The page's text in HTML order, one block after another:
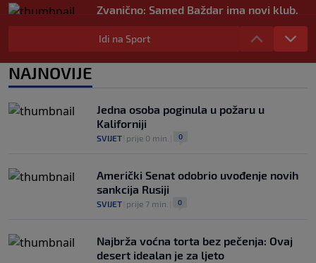
Zvanično: Samed Baždar ima novi klub,
zadužio broj sa velikom "težinom"
NOGOMET|prije 5 h
Prije nekoliko godina zaludjela je
Idi na Sport
NAJNOVIJE
Jedna osoba poginula u požaru u
Kaliforniji
SVIJET prije 0 min. 0
Američki Senat odobrio uvođenje novih
sankcija Rusiji
SVIJET prije 7 min. 0
Najbrža voćna torta bez pečenja: Ovaj
desert idealan je za ljeto